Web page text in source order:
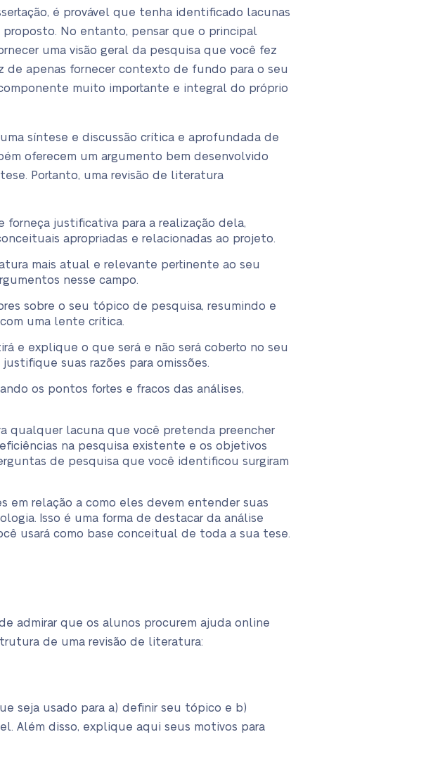
é provável que tenha identificado lacunas
No entanto, pensar que o principal
uma visão geral da pesquisa que você fez
de apenas fornecer contexto de fundo para o seu
muito importante e integral do próprio
síntese e discussão crítica e aprofundada de
oferecem um argumento bem desenvolvido
Portanto, uma revisão de literatura
justificativa para a realização dela,
apropriadas e relacionadas ao projeto.
mais atual e relevante pertinente ao seu
nesse campo.
sobre o seu tópico de pesquisa, resumindo e
uma lente crítica.
e explique o que será e não será coberto no seu
suas razões para omissões.
os pontos fortes e fracos das análises,
qualquer lacuna que você pretenda preencher
na pesquisa existente e os objetivos
de pesquisa que você identificou surgiram
em relação a como eles devem entender suas
Isso é uma forma de destacar da análise
usará como base conceitual de toda a sua tese.
admirar que os alunos procurem ajuda online
de uma revisão de literatura:
seja usado para a) definir seu tópico e b)
Além disso, explique aqui seus motivos para